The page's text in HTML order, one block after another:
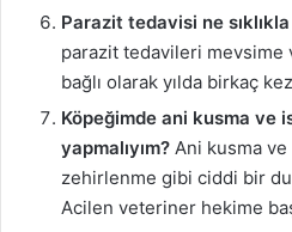
Parazit tedavisi ne sıklıkla
parazit tedavileri
bağlı olarak yılda birkaç kez
Köpeğimde ani kusma ve
yapmalıyım? Ani kusma
zehirlenme gibi ciddi bir
Acilen veteriner hekime